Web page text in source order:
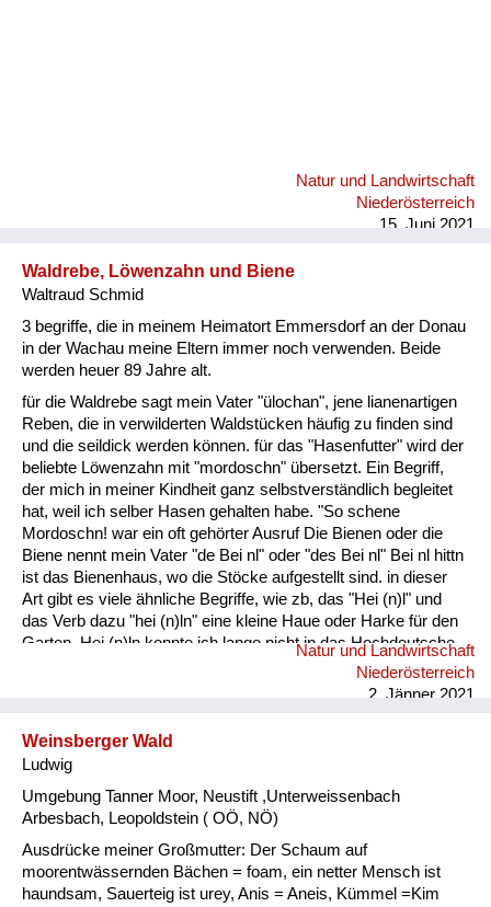
Natur und Landwirtschaft
Niederösterreich
15. Juni 2021
Waldrebe, Löwenzahn und Biene
Waltraud Schmid
3 begriffe, die in meinem Heimatort Emmersdorf an der Donau
in der Wachau meine Eltern immer noch verwenden. Beide
werden heuer 89 Jahre alt.
für die Waldrebe sagt mein Vater "ülochan", jene lianenartigen
Reben, die in verwilderten Waldstücken häufig zu finden sind
und die seildick werden können. für das "Hasenfutter" wird der
beliebte Löwenzahn mit "mordoschn" übersetzt. Ein Begriff,
der mich in meiner Kindheit ganz selbstverständlich begleitet
hat, weil ich selber Hasen gehalten habe. "So schene
Mordoschn! war ein oft gehörter Ausruf Die Bienen oder die
Biene nennt mein Vater "de Bei nl" oder "des Bei nl" Bei nl hittn
ist das Bienenhaus, wo die Stöcke aufgestellt sind. in dieser
Art gibt es viele ähnliche Begriffe, wie zb, das "Hei (n)l" und
das Verb dazu "hei (n)ln" eine kleine Haue oder Harke für den
Garten. Hei (n)ln konnte ich lange nicht in das Hochdeutsche
übersetzen, weil ich dafür keinen passenden Begriff fand!!
Natur und Landwirtschaft
Niederösterreich
2. Jänner 2021
Weinsberger Wald
Ludwig
Umgebung Tanner Moor, Neustift ,Unterweissenbach
Arbesbach, Leopoldstein ( OÖ, NÖ)
Ausdrücke meiner Großmutter: Der Schaum auf
moorentwässernden Bächen = foam, ein netter Mensch ist
haundsam, Sauerteig ist urey, Anis = Aneis, Kümmel =Kim